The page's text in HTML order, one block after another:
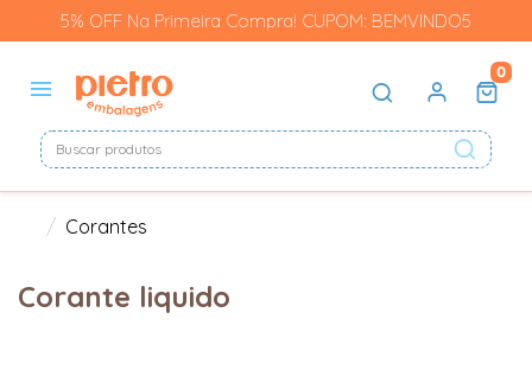
5% OFF Na Primeira Compra! CUPOM: BEMVINDO5
0
Corantes
Corante liquido